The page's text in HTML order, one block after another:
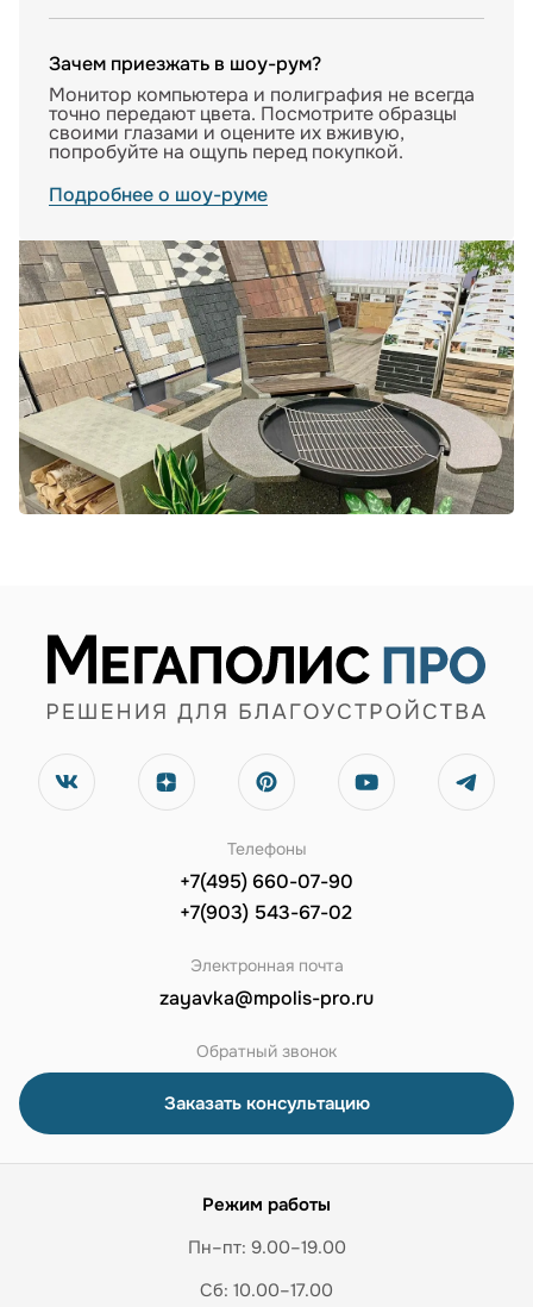
Зачем приезжать в шоу-рум?
Монитор компьютера и полиграфия не всегда
точно передают цвета. Посмотрите образцы
своими глазами и оцените их вживую,
попробуйте на ощупь перед покупкой.
Подробнее о шоу-руме
Телефоны
+7(495) 660-07-90
+7(903) 543-67-02
Электронная почта
zayavka@mpolis-pro.ru
Обратный звонок
Заказать консультацию
Режим работы
Пн–пт: 9.00–19.00
Сб: 10.00–17.00